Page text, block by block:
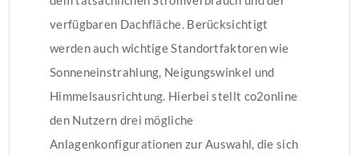
verfügbaren Dachfläche. Berücksichtigt
werden auch wichtige Standortfaktoren wie
Sonneneinstrahlung, Neigungswinkel und
Himmelsausrichtung. Hierbei stellt co2online
den Nutzern drei mögliche
Anlagenkonfigurationen zur Auswahl, die sich